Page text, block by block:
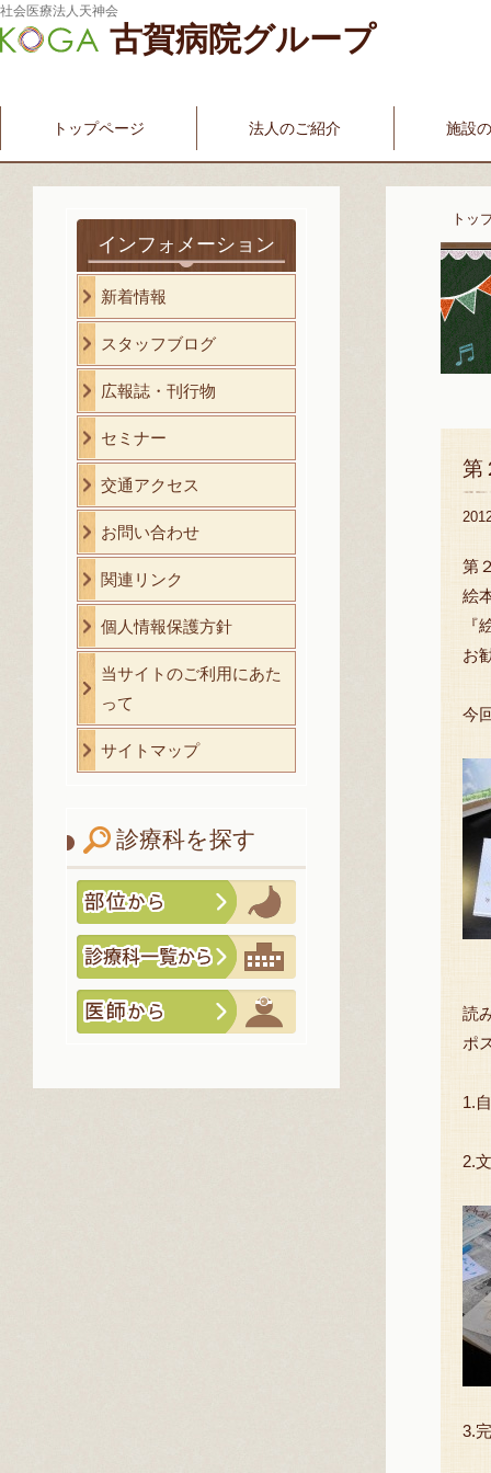
社会医療法人天神会
古賀病院グループ
トップページ 法人のご紹介 施設
新古賀みなみ病院 新古賀クリニック
インフォメーション
新着情報
スタッフブログ
広報誌・刊行物
セミナー
交通アクセス
お問い合わせ
関連リンク
個人情報保護方針
当サイトのご利用にあた
って
サイトマップ
診療科を探す
トッ
第
第
絵
『
お
今
読
ポ
1.
2.
3.